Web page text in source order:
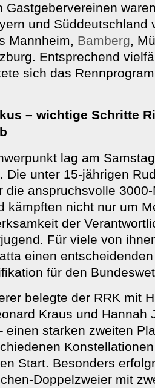
Gastgebervereinen
und Süddeutschland
Mannheim, Bamberg,
Entsprechend
sich das
– wichtige Schritte
lag am
Die unter 15-jährigen
die anspruchsvolle
kämpften nicht nur um
der
Für viele von
einen
für den
belegte der RRK mit
Kraus und Hannah
einen starken zweiten
Start. Besonders
Doppelzweier mit